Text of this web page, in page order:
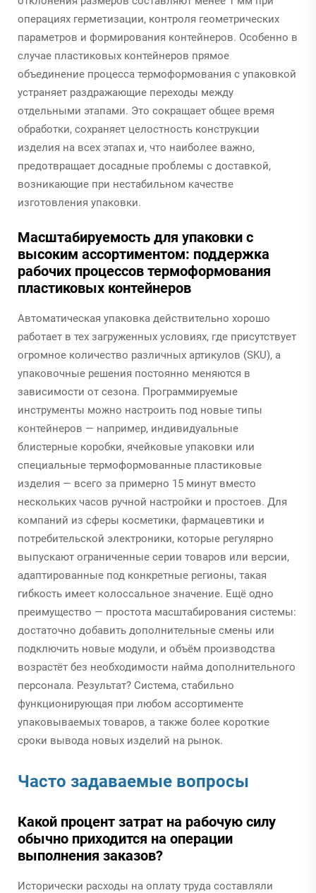
операциях герметизации, контроля геометрических
параметров и формирования контейнеров. Особенно в
случае пластиковых контейнеров прямое
объединение процесса термоформования с упаковкой
устраняет раздражающие переходы между
отдельными этапами. Это сокращает общее время
обработки, сохраняет целостность конструкции
изделия на всех этапах и, что наиболее важно,
предотвращает досадные проблемы с доставкой,
возникающие при нестабильном качестве
изготовления упаковки.
Масштабируемость для упаковки с
высоким ассортиментом: поддержка
рабочих процессов термоформования
пластиковых контейнеров
Автоматическая упаковка действительно хорошо
работает в тех загруженных условиях, где присутствует
огромное количество различных артикулов (SKU), а
упаковочные решения постоянно меняются в
зависимости от сезона. Программируемые
инструменты можно настроить под новые типы
контейнеров — например, индивидуальные
блистерные коробки, ячейковые упаковки или
специальные термоформованные пластиковые
изделия — всего за примерно 15 минут вместо
нескольких часов ручной настройки и простоев. Для
компаний из сферы косметики, фармацевтики и
потребительской электроники, которые регулярно
выпускают ограниченные серии товаров или версии,
адаптированные под конкретные регионы, такая
гибкость имеет колоссальное значение. Ещё одно
преимущество — простота масштабирования системы:
достаточно добавить дополнительные смены или
подключить новые модули, и объём производства
возрастёт без необходимости найма дополнительного
персонала. Результат? Система, стабильно
функционирующая при любом ассортименте
упаковываемых товаров, а также более короткие
сроки вывода новых изделий на рынок.
Часто задаваемые вопросы
Какой процент затрат на рабочую силу
обычно приходится на операции
выполнения заказов?
Исторически расходы на оплату труда составляли